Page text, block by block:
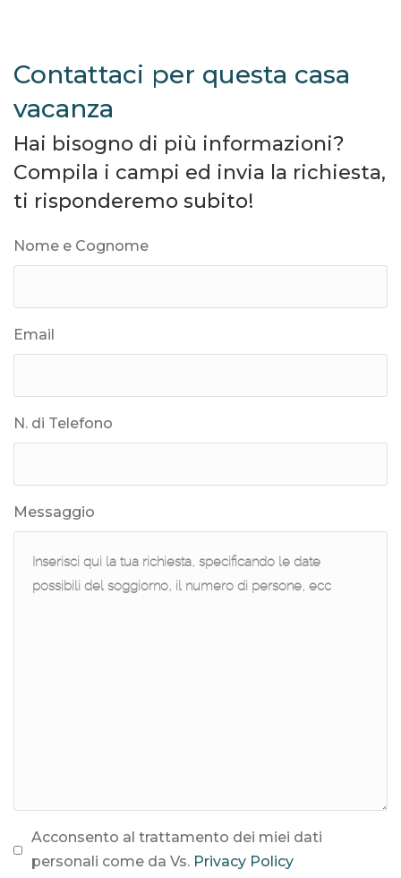
Contattaci per questa casa
vacanza
Hai bisogno di più informazioni?
Compila i campi ed invia la richiesta,
ti risponderemo subito!
Nome e Cognome
Email
N. di Telefono
Messaggio
Acconsento al trattamento dei miei dati
personali come da Vs. Privacy Policy